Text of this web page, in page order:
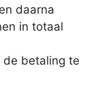
daarna
in totaal
betaling te